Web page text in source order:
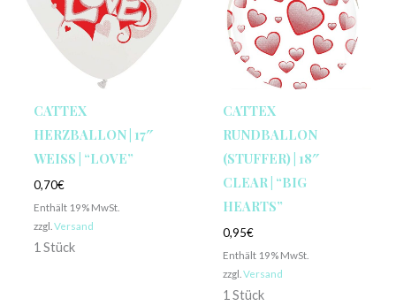
CATTEX
HERZBALLON | 17″
WEISS | “LOVE”
0,70€
Enthält 19% MwSt.
zzgl. Versand
1 Stück
CATTEX
RUNDBALLON
(STUFFER) | 18″
CLEAR | “BIG
HEARTS”
0,95€
Enthält 19% MwSt.
zzgl. Versand
1 Stück